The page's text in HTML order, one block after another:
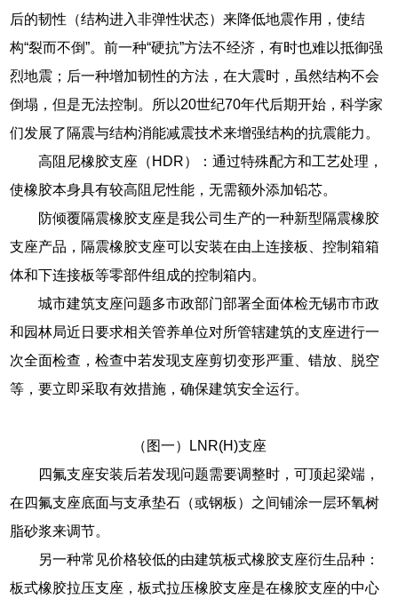
后的韧性（结构进入非弹性状态）来降低地震作用，使结
构“裂而不倒”。前一种“硬抗”方法不经济，有时也难以抵御强
烈地震；后一种增加韧性的方法，在大震时，虽然结构不会
倒塌，但是无法控制。所以20世纪70年代后期开始，科学家
们发展了隔震与结构消能减震技术来增强结构的抗震能力。
高阻尼橡胶支座（HDR）：通过特殊配方和工艺处理，
使橡胶本身具有较高阻尼性能，无需额外添加铅芯。
防倾覆隔震橡胶支座是我公司生产的一种新型隔震橡胶
支座产品，隔震橡胶支座可以安装在由上连接板、控制箱箱
体和下连接板等零部件组成的控制箱内。
城市建筑支座问题多市政部门部署全面体检无锡市市政
和园林局近日要求相关管养单位对所管辖建筑的支座进行一
次全面检查，检查中若发现支座剪切变形严重、错放、脱空
等，要立即采取有效措施，确保建筑安全运行。
（图一）LNR(H)支座
四氟支座安装后若发现问题需要调整时，可顶起梁端，
在四氟支座底面与支承垫石（或钢板）之间铺涂一层环氧树
脂砂浆来调节。
另一种常见价格较低的由建筑板式橡胶支座衍生品种：
板式橡胶拉压支座，板式拉压橡胶支座是在橡胶支座的中心